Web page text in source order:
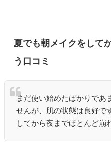
夏でも朝メイクをして
う口コミ
まだ使い始めたばかりであ
せんが、肌の状態は良好で
してから夜までほとんど崩